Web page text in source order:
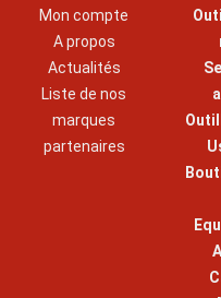
Mon compte
A propos
Actualités
Liste de nos
marques
partenaires